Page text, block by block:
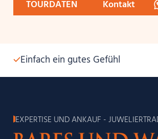
TOURDATEN Kontakt
Einfach ein gutes Gefühl
EXPERTISE UND ANKAUF -